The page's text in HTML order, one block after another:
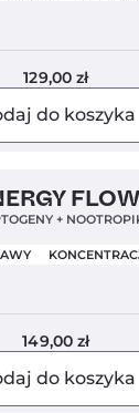
129,00zł
do koszyka
FLOW
+
149,00zł
do koszyka